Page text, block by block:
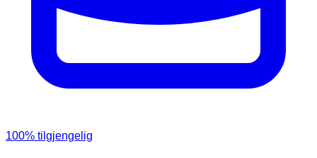
100% tilgjengelig